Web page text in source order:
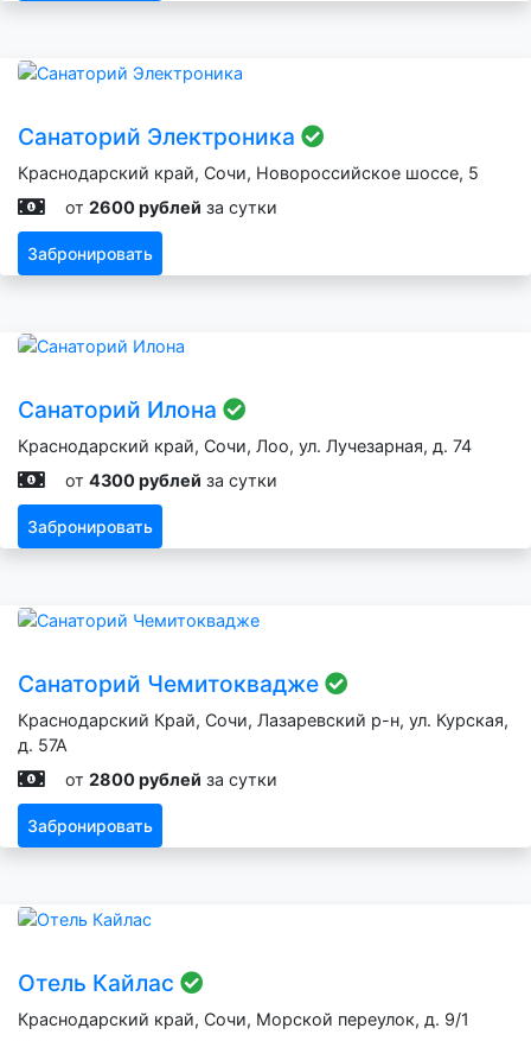
Санаторий Электроника
Краснодарский край, Сочи, Новороссийское шоссе, 5
от 2600 рублей за сутки
Забронировать
Санаторий Илона
Краснодарский край, Сочи, Лоо, ул. Лучезарная, д. 74
от 4300 рублей за сутки
Забронировать
Санаторий Чемитоквадже
Краснодарский Край, Сочи, Лазаревский р-н, ул. Курская,
д. 57А
от 2800 рублей за сутки
Забронировать
Отель Кайлас
Краснодарский край, Сочи, Морской переулок, д. 9/1